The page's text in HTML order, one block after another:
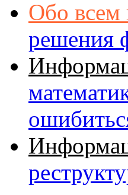
Обо всем
решения